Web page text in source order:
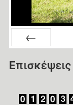
Επισκέψεις